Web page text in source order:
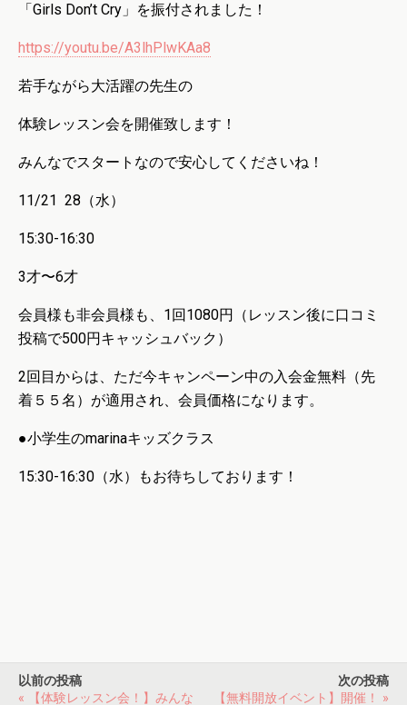
「Girls Don’t Cry」を振付されました！
https://youtu.be/A3lhPlwKAa8
若手ながら大活躍の先生の
体験レッスン会を開催致します！
みんなでスタートなので安心してくださいね！
11/21 28（水）
15:30-16:30
3才〜6才
会員様も非会員様も、1回1080円（レッスン後に口コミ
投稿で500円キャッシュバック）
2回目からは、ただ今キャンペーン中の入会金無料（先
着５５名）が適用され、会員価格になります。
●小学生のmarinaキッズクラス
15:30-16:30（水）もお待ちしております！
以前の投稿
« 【体験レッスン会！】みんな
次の投稿
【無料開放イベント】開催！ »